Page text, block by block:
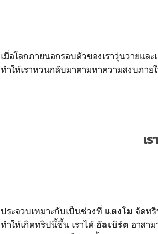
เมื่อโลกภายนอกรอบตัวของเราวุ่นวายแล
ทำให้เราหวนกลับมาตามหาความสงบภาย
เ
ประจวบเหมาะกับเป็นช่วงที่ แตงโม จัดทริ
ทำให้เกิดทริปนี้ขึ้น เราได้ อัลเบิร์ต อาสา